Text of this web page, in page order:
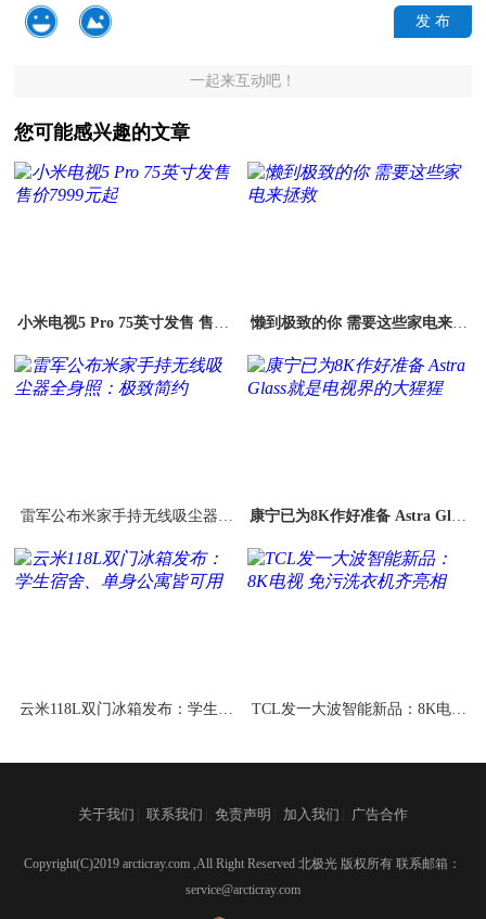
发 布
一起来互动吧！
您可能感兴趣的文章
小米电视5 Pro 75英寸发售 售价7
懒到极致的你 需要这些家电来拯
雷军公布米家手持无线吸尘器全
康宁已为8K作好准备 Astra Glass
云米118L双门冰箱发布：学生宿
TCL发一大波智能新品：8K电视
关于我们 联系我们 免责声明 加入我们 广告合作
Copyright(C)2019 arcticray.com ,All Right Reserved 北极光 版权所有 联系邮箱：
service@arcticray.com